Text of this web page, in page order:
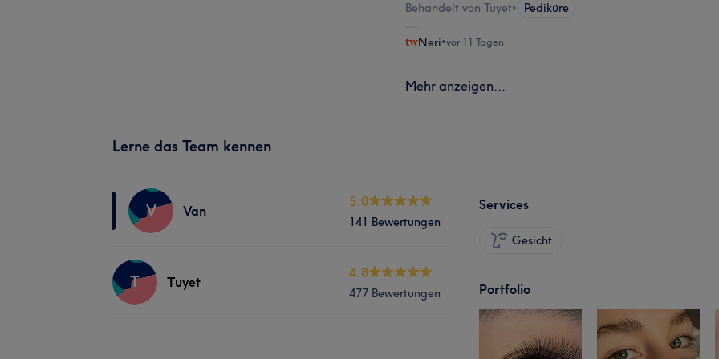
Behandelt von Tuyet• Pediküre
Neri•vor 11 Tagen
Mehr anzeigen...
Lerne das Team kennen
V Van
5.0
141 Bewertungen
T Tuyet
4.8
477 Bewertungen
Services
Gesicht
Portfolio